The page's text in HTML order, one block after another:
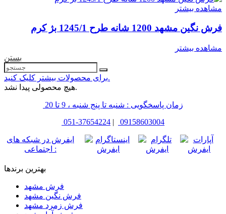
مشاهده بیشتر
فرش نگین مشهد 1200 شانه طرح 1245/1 بژ کرم
مشاهده بیشتر
بستن
برای محصولات بیشتر کلیک کنید.
هیچ محصولی پیدا نشد.
زمان پاسخگویی : شنبه تا پنج شنبه ، 9 تا 20
051-37654224 | 09158603004
ایفرش در شبکه های
اجتماعی :
بهترین برندها
فرش مشهد
فرش نگین مشهد
فرش زمرد مشهد